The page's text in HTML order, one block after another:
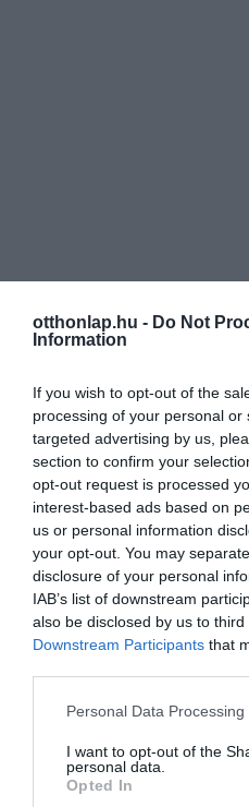
otthonlap.hu - Do Not
Information
If you wish to opt-out of the
processing of your personal
targeted advertising by us,
section to confirm your
opt-out request is processed
interest-based ads based on
us or personal information
your opt-out. You may
disclosure of your personal
IAB’s list of downstream
also be disclosed by us to
Downstream Participants that
Please note that this website/
not limited to your visit or
grant or deny consent to
use your data for below
Personal Data
I want to opt-out of the
personal data.
Opted In
25
FELÚJÍTÁS